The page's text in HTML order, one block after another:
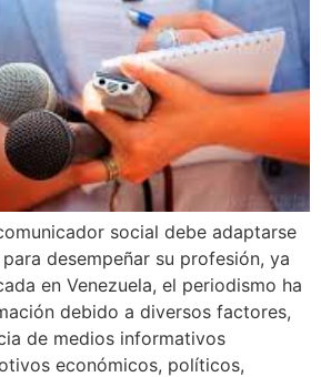
social debe adaptarse
desempeñar su profesión, ya
en Venezuela, el periodismo ha
debido a diversos factores,
de medios informativos
económicos, políticos,